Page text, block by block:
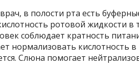
в полости рта есть
ротовой жидкости в
соблюдает кратность
нормализовать кислотность
Слюна помогает